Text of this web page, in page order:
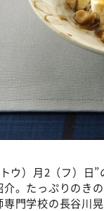
ウ）月2（フ）日
介。たっぷりのき
専門学校の長谷川